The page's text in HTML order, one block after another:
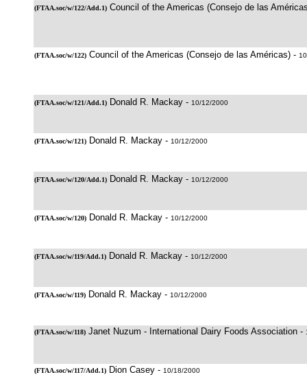
(FTAA.soc/w/122/Add.1) Council of the Americas (Consejo de las
(FTAA.soc/w/122) Council of the Americas (Consejo de las Américas) -
(FTAA.soc/w/121/Add.1) Donald R. Mackay - 10/12/2000
(FTAA.soc/w/121) Donald R. Mackay - 10/12/2000
(FTAA.soc/w/120/Add.1) Donald R. Mackay - 10/12/2000
(FTAA.soc/w/120) Donald R. Mackay - 10/12/2000
(FTAA.soc/w/119/Add.1) Donald R. Mackay - 10/12/2000
(FTAA.soc/w/119) Donald R. Mackay - 10/12/2000
(FTAA.soc/w/118) Janet Nuzum - International Dairy Foods Association -
(FTAA.soc/w/117/Add.1) Dion Casey - 10/18/2000